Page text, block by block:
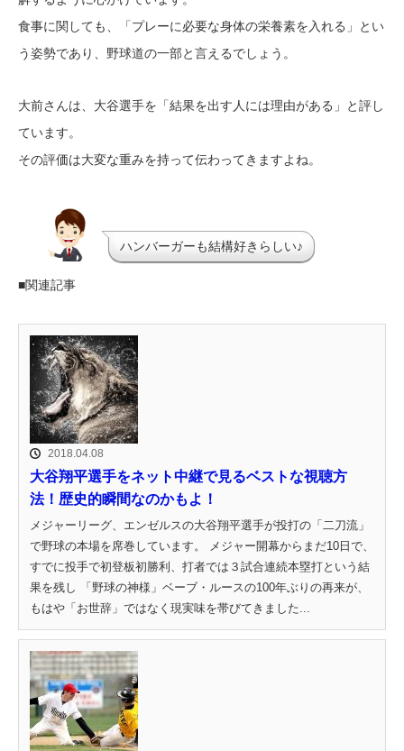
食事に関しても、「プレーに必要な身体の栄養素を入れる」とい
う姿勢であり、野球道の一部と言えるでしょう。
大前さんは、大谷選手を「結果を出す人には理由がある」と評し
ています。
その評価は大変な重みを持って伝わってきますよね。
ハンバーガーも結構好きらしい♪
■関連記事
2018.04.08
大谷翔平選手をネット中継で見るベストな視聴方
法！歴史的瞬間なのかもよ！
メジャーリーグ、エンゼルスの大谷翔平選手が投打の「二刀流」
で野球の本場を席巻しています。 メジャー開幕からまだ10日で、
すでに投手で初登板初勝利、打者では３試合連続本塁打という結
果を残し 「野球の神様」ベーブ・ルースの100年ぶりの再来が、
もはや「お世辞」ではなく現実味を帯びてきました...